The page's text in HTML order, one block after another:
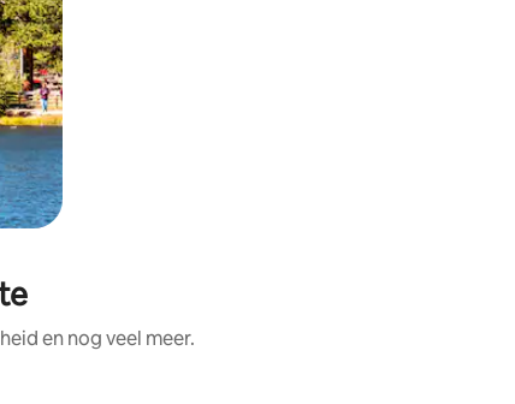
en nog veel meer.